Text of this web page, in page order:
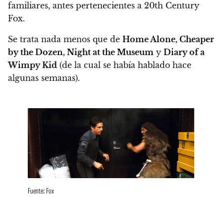
familiares, antes pertenecientes a 20th Century
Fox.
Se trata nada menos que de Home Alone, Cheaper
by the Dozen, Night at the Museum y Diary of a
Wimpy Kid (de la cual se había hablado hace
algunas semanas).
Fuente: Fox